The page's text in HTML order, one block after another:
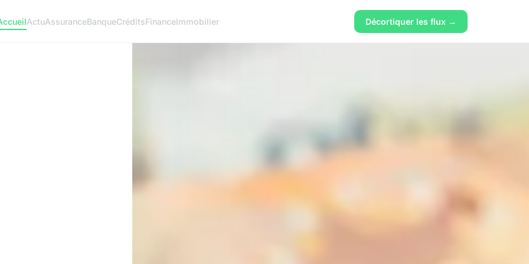
ActuAssuranceBanqueCréditsFinanceImmobilier Décortiquer les flux →